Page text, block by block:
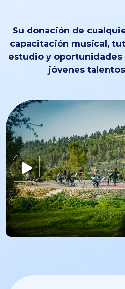
Su donación de
capacitación musical,
estudio y
jóvenes